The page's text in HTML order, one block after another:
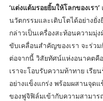
‘แต่งแต้มรอยยิ้มให้โลกของเรา’
นวัตกรรมและเติบโตได้อย่างยั่
กล่าวเป็นเครื่องสะท้อนความมุ่
ขับเคลื่อนสำคัญของเรา จะร่ว
ต่อจากนี้ วิสัยทัศน์แห่งอนาคตคื
เราจะโอบรับความท้าทาย เรีย
อย่างแข็งแกร่ง พร้อมผสานจุด
ของฟูจิฟิล์มเข้ากับความสามาร